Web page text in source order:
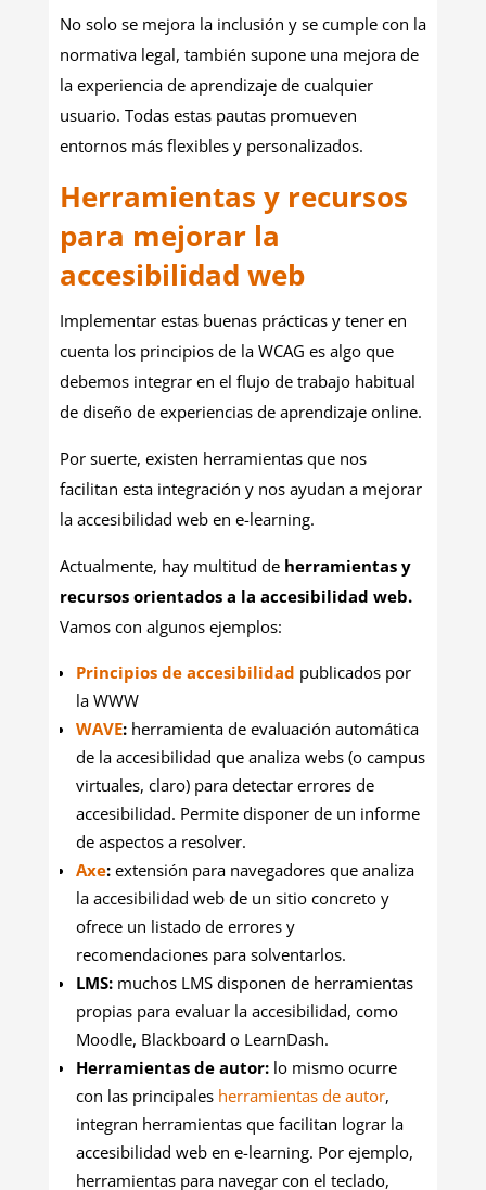
No solo se mejora la inclusión y se cumple con la
normativa legal, también supone una mejora de
la experiencia de aprendizaje de cualquier
usuario. Todas estas pautas promueven
entornos más flexibles y personalizados.
Herramientas y recursos
para mejorar la
accesibilidad web
Implementar estas buenas prácticas y tener en
cuenta los principios de la WCAG es algo que
debemos integrar en el flujo de trabajo habitual
de diseño de experiencias de aprendizaje online.
Por suerte, existen herramientas que nos
facilitan esta integración y nos ayudan a mejorar
la accesibilidad web en e-learning.
Actualmente, hay multitud de herramientas y
recursos orientados a la accesibilidad web.
Vamos con algunos ejemplos:
Principios de accesibilidad publicados por
la WWW
WAVE:herramienta de evaluación automática
de la accesibilidad que analiza webs (o campus
virtuales, claro) para detectar errores de
accesibilidad. Permite disponer de un informe
de aspectos a resolver.
Axe:extensión para navegadores que analiza
la accesibilidad web de un sitio concreto y
ofrece un listado de errores y
recomendaciones para solventarlos.
LMS:muchos LMS disponen de herramientas
propias para evaluar la accesibilidad, como
Moodle, Blackboard o LearnDash.
Herramientas de autor:lo mismo ocurre
con las principales herramientas de autor,
integran herramientas que facilitan lograr la
accesibilidad web en e-learning. Por ejemplo,
herramientas para navegar con el teclado,